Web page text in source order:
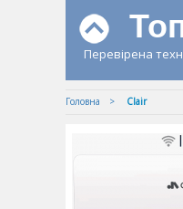
Перевірена
Головна Clair